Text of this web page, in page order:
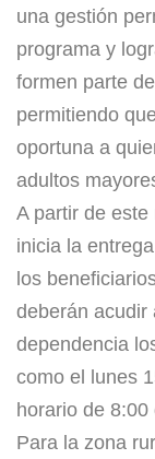
una gestión
programa y
formen parte
permitiendo
oportuna a
adultos
A partir de
inicia la
los
deberán acudir
dependencia
como el lunes
horario de
Para la zona